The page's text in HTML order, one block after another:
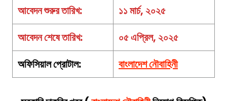
আবেদন শুরুর তারিখ:
১১ মার্চ, ২০২৫
আবেদন শেষে তারিখ:
০৫ এপ্রিল, ২০২৫
অফিসিয়াল প্রোটাল:
বাংলাদেশ নৌবাহিনী